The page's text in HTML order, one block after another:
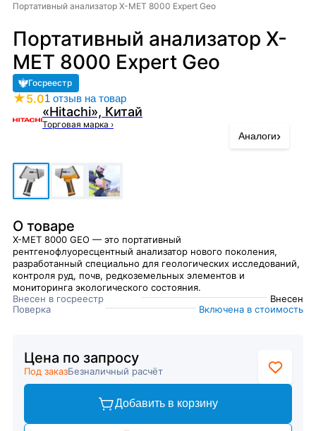
Портативный анализатор X-MET 8000 Expert Geo
Портативный анализатор X-
MET 8000 Expert Geo
Госреестр
★5.01 отзыв на товар
«Hitachi», Китай
Торговая марка ›
Аналоги›
О товаре
X-MET 8000 GEO — это портативный
рентгенофлуоресцентный анализатор нового поколения,
разработанный специально для геологических исследований,
контроля руд, почв, редкоземельных элементов и
мониторинга экологического состояния.
Внесен в госреестр
Внесен
Поверка
Включена в стоимость
Цена по запросу
Под заказБезналичный расчёт
Добавить в корзину